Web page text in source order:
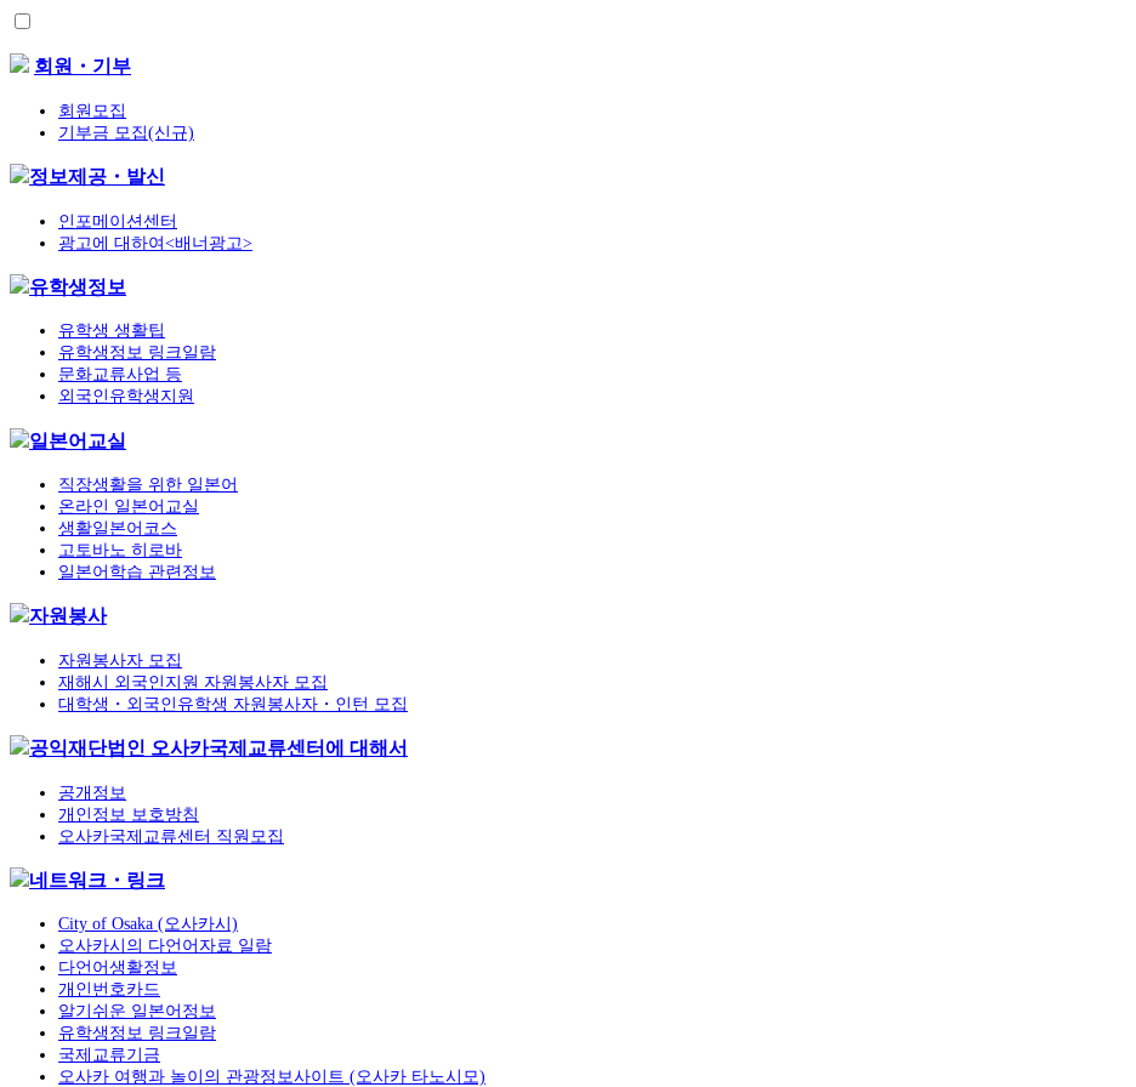
회원・기부
회원모집
기부금 모집(신규)
정보제공・발신
인포메이션센터
광고에 대하여<배너광고>
유학생정보
유학생 생활팁
유학생정보 링크일람
문화교류사업 등
외국인유학생지원
일본어교실
직장생활을 위한 일본어
온라인 일본어교실
생활일본어코스
고토바노 히로바
일본어학습 관련정보
자원봉사
자원봉사자 모집
재해시 외국인지원 자원봉사자 모집
대학생・외국인유학생 자원봉사자・인턴 모집
공익재단법인 오사카국제교류센터에 대해서
공개정보
개인정보 보호방침
오사카국제교류센터 직원모집
네트워크・링크
City of Osaka (오사카시)
오사카시의 다언어자료 일람
다언어생활정보
개인번호카드
알기쉬운 일본어정보
유학생정보 링크일람
국제교류기금
오사카 여행과 놀이의 관광정보사이트 (오사카 타노시모)